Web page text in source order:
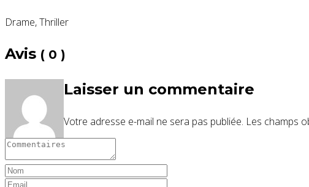
Drame, Thriller
Avis ( 0 )
Laisser un commentaire
Votre adresse e-mail ne sera pas publiée. Les champs